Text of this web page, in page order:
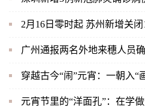
2月16日零时起 苏州新增关
广州通报两名外地来穗人员
穿越古今“闹”元宵：一朝入“
元宵节里的“洋面孔”：在学